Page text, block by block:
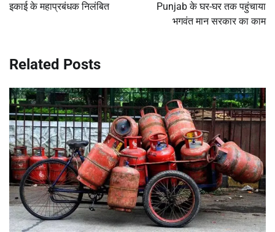
इकाई के महाप्रबंधक निलंबित
Punjab के घर-घर तक पहुंचाया
भगवंत मान सरकार का काम
Related Posts